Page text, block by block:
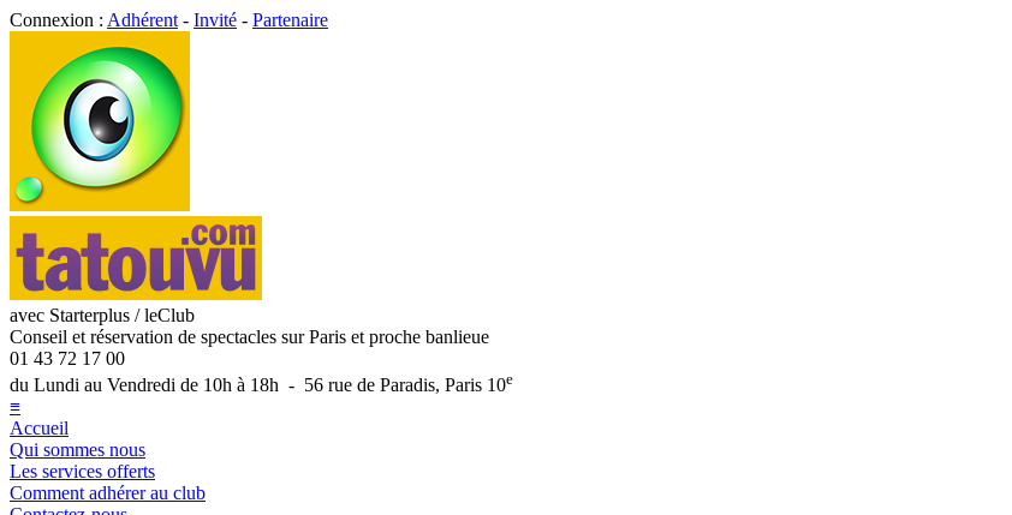
Connexion : Adhérent - Invité - Partenaire
avec Starterplus / leClub
Conseil et réservation de spectacles sur Paris et proche banlieue
01 43 72 17 00
du Lundi au Vendredi de 10h à 18h - 56 rue de Paradis, Paris 10e
≡
Accueil
Qui sommes nous
Les services offerts
Comment adhérer au club